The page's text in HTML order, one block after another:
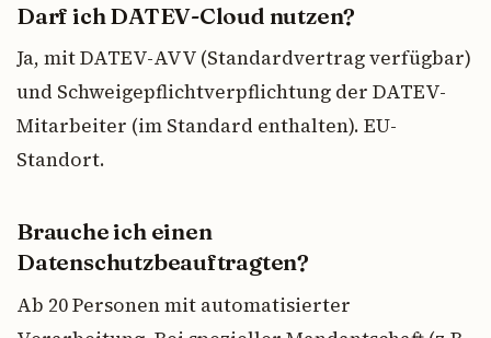
Darf ich DATEV-Cloud nutzen?
Ja, mit DATEV-AVV (Standardvertrag verfügbar)
und Schweigepflichtverpflichtung der DATEV-
Mitarbeiter (im Standard enthalten). EU-
Standort.
Brauche ich einen
Datenschutzbeauftragten?
Ab 20 Personen mit automatisierter